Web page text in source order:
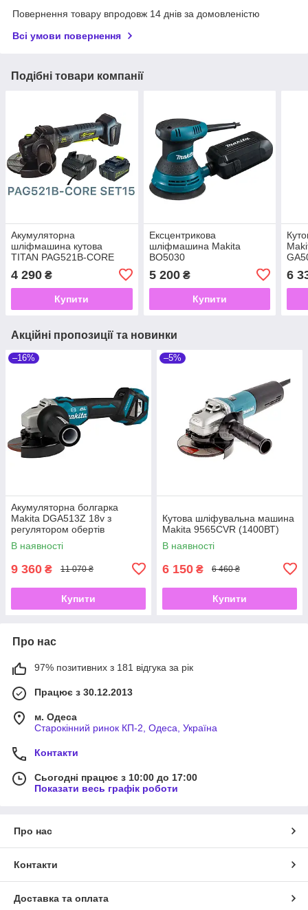
Повернення товару впродовж 14 днів за домовленістю
Всі умови повернення
Подібні товари компанії
Акумуляторна
шліфмашина кутова
TITAN PAG521B-CORE
4 290 ₴
Купити
Ексцентрикова
шліфмашина Makita
BO5030
5 200₴
Купити
6
Акційні пропозиції та новинки
–16%
Акумуляторна болгарка
Makita DGA513Z 18v з
регулятором обертів
В наявності
9 360 ₴ 11 070 ₴
Купити
–5%
Кутова шліфувальна машина
Makita 9565CVR (1400ВТ)
В наявності
6 150 ₴ 6 460 ₴
Купити
Про нас
97% позитивних з 181 відгука за рік
Працює з 30.12.2013
м. Одеса
Старокінний ринок КП-2, Одеса, Україна
Контакти
Сьогодні працює з 10:00 до 17:00
Показати весь графік роботи
Про нас
Контакти
Доставка та оплата